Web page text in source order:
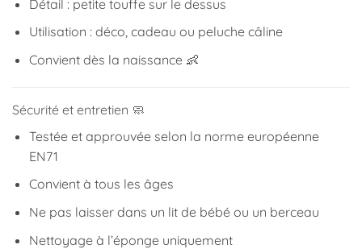
Détail : petite touffe sur le dessus
Utilisation : déco, cadeau ou peluche câline
Convient dès la naissance 👶
Sécurité et entretien 🧼
Testée et approuvée selon la norme européenne
EN71
Convient à tous les âges
Ne pas laisser dans un lit de bébé ou un berceau
Nettoyage à l’éponge uniquement